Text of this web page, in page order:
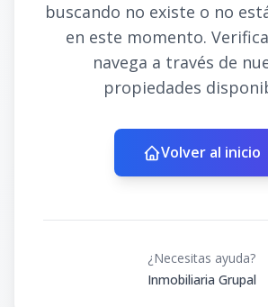
buscando no existe o no
en este momento.
navega a través de
propiedades
Volver al inicio
¿Necesitas ayuda?
Inmobiliaria Grupal